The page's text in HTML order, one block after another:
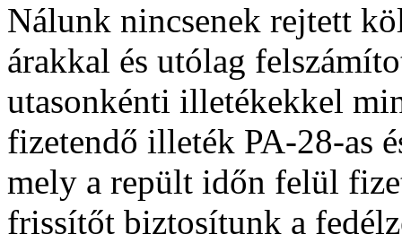
Nálunk nincsenek rejtett
árakkal és utólag
utasonkénti illetékekkel
fizetendő illeték PA-28-as
mely a repült időn felül
frissítőt biztosítunk a